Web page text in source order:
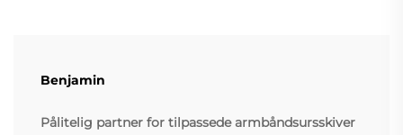
Benjamin
Pålitelig partner for tilpassede armbåndsursskiver